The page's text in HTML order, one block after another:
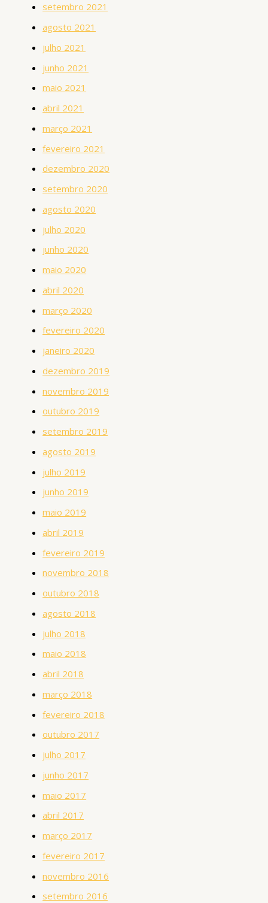
setembro 2021
agosto 2021
julho 2021
junho 2021
maio 2021
abril 2021
março 2021
fevereiro 2021
dezembro 2020
setembro 2020
agosto 2020
julho 2020
junho 2020
maio 2020
abril 2020
março 2020
fevereiro 2020
janeiro 2020
dezembro 2019
novembro 2019
outubro 2019
setembro 2019
agosto 2019
julho 2019
junho 2019
maio 2019
abril 2019
fevereiro 2019
novembro 2018
outubro 2018
agosto 2018
julho 2018
maio 2018
abril 2018
março 2018
fevereiro 2018
outubro 2017
julho 2017
junho 2017
maio 2017
abril 2017
março 2017
fevereiro 2017
novembro 2016
setembro 2016